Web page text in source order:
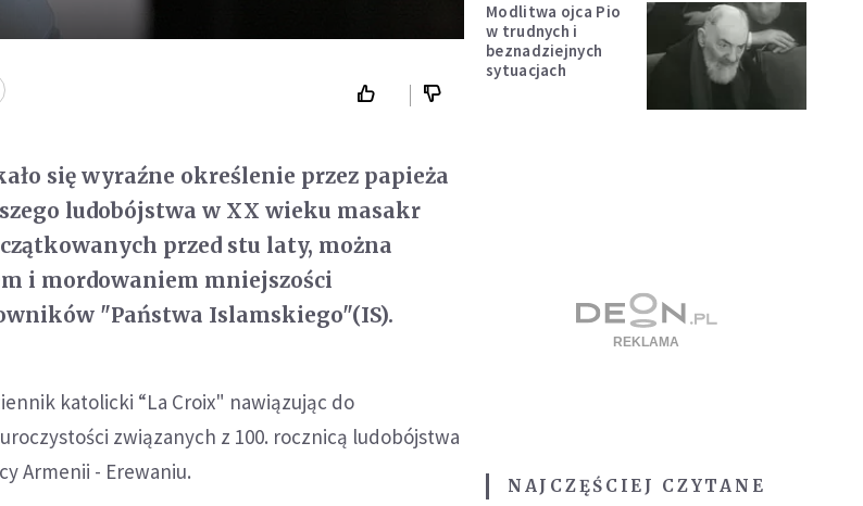
się wyraźne określenie przez papieża
ludobójstwa w XX wieku masakr
przed stu laty, można
i mordowaniem mniejszości
"Państwa Islamskiego"(IS).
katolicki “La Croix" nawiązując do
związanych z 100. rocznicą ludobójstwa
Armenii - Erewaniu.
Modlitwa ojca Pio
w trudnych i
beznadziejnych
sytuacjach
NAJCZĘŚCIEJ CZYTANE